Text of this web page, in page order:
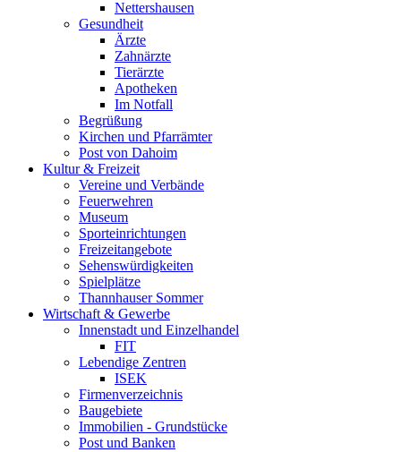
Nettershausen
Gesundheit
Ärzte
Zahnärzte
Tierärzte
Apotheken
Im Notfall
Begrüßung
Kirchen und Pfarrämter
Post von Dahoim
Kultur & Freizeit
Vereine und Verbände
Feuerwehren
Museum
Sporteinrichtungen
Freizeitangebote
Sehenswürdigkeiten
Spielplätze
Thannhauser Sommer
Wirtschaft & Gewerbe
Innenstadt und Einzelhandel
FIT
Lebendige Zentren
ISEK
Firmenverzeichnis
Baugebiete
Immobilien - Grundstücke
Post und Banken